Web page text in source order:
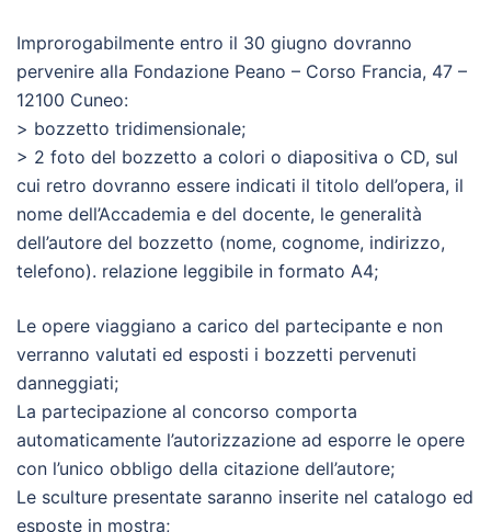
Improrogabilmente entro il 30 giugno dovranno
pervenire alla Fondazione Peano – Corso Francia, 47 –
12100 Cuneo:
> bozzetto tridimensionale;
> 2 foto del bozzetto a colori o diapositiva o CD, sul
cui retro dovranno essere indicati il titolo dell’opera, il
nome dell’Accademia e del docente, le generalità
dell’autore del bozzetto (nome, cognome, indirizzo,
telefono). relazione leggibile in formato A4;
Le opere viaggiano a carico del partecipante e non
verranno valutati ed esposti i bozzetti pervenuti
danneggiati;
La partecipazione al concorso comporta
automaticamente l’autorizzazione ad esporre le opere
con l’unico obbligo della citazione dell’autore;
Le sculture presentate saranno inserite nel catalogo ed
esposte in mostra;